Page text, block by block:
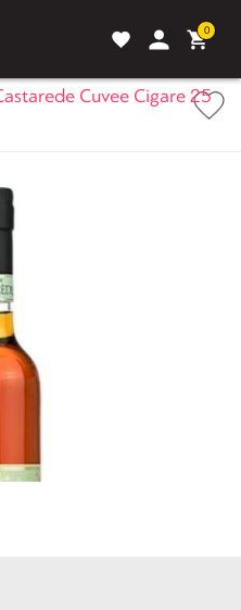
0
Cuvee Cigare 25